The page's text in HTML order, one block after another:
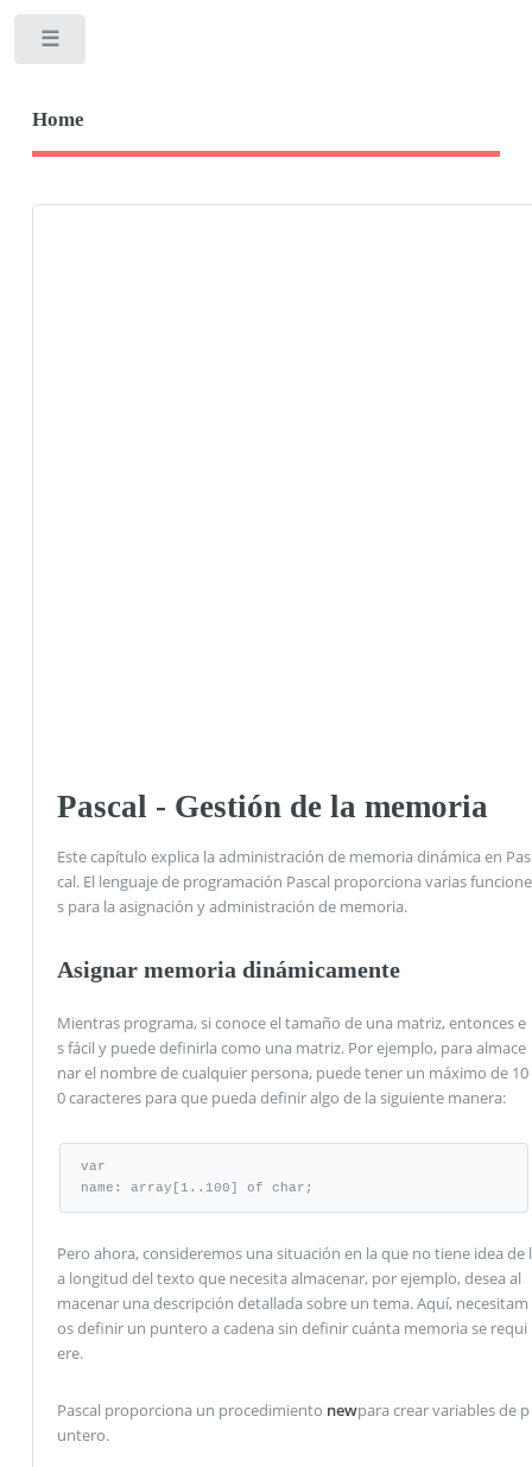
Home
Pascal - Gestión de la memoria
Este capítulo explica la administración de memoria dinámica en Pas
cal. El lenguaje de programación Pascal proporciona varias funcione
s para la asignación y administración de memoria.
Asignar memoria dinámicamente
Mientras programa, si conoce el tamaño de una matriz, entonces e
s fácil y puede definirla como una matriz. Por ejemplo, para almace
nar el nombre de cualquier persona, puede tener un máximo de 10
0 caracteres para que pueda definir algo de la siguiente manera:
var
name: array[1..100] of char;
Pero ahora, consideremos una situación en la que no tiene idea de l
a longitud del texto que necesita almacenar, por ejemplo, desea al
macenar una descripción detallada sobre un tema. Aquí, necesitam
os definir un puntero a cadena sin definir cuánta memoria se requi
ere.
Pascal proporciona un procedimiento newpara crear variables de p
untero.